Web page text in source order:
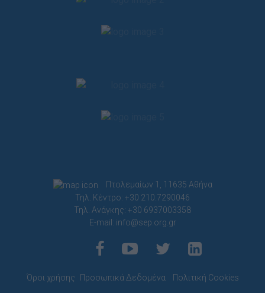
Πτολεμαίων 1, 11635 Αθήνα
Τηλ. Κέντρο: +30 210.7290046
Τηλ. Ανάγκης: +30 6937003358
E-mail: info@sep.org.gr
Όροι χρήσης Προσωπικά Δεδομένα Πολιτική Cookies